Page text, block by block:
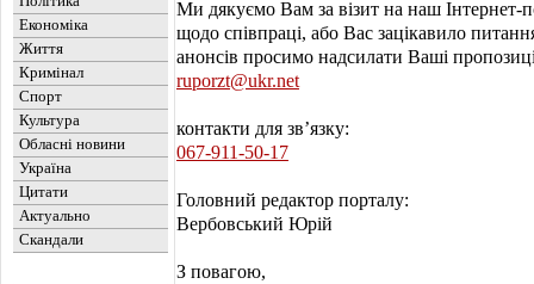
Економіка
Життя
Кримінал
Спорт
Культура
Обласні новини
Україна
Цитати
Актуально
Скандали
Ми дякуємо Вам за візит на наш
щодо співпраці, або Вас зацікавило
анонсів просимо надсилати Ваші
ruporzt@ukr.net
контакти для зв’язку:
067-911-50-17
Головний редактор порталу:
Вербовський Юрій
З повагою,